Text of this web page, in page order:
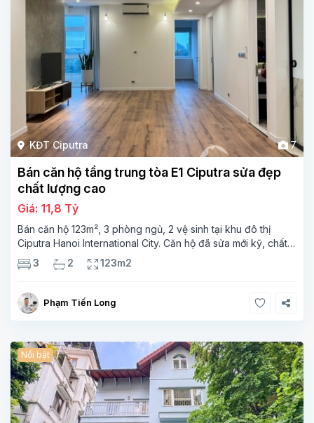
KĐT Ciputra 7
Bán căn hộ tầng trung tòa E1 Ciputra sửa đẹp
chất lượng cao
Giá: 11,8 Tỷ
Bán căn hộ 123m², 3 phòng ngủ, 2 vệ sinh tại khu đô thị
Ciputra Hanoi International City. Căn hộ đã sửa mới kỹ, chất
lượng cao, sàn gỗ, bếp hiện đại, không gian thoáng sáng.
3 2 123m2
Phạm Tiến Long
Nổi bật